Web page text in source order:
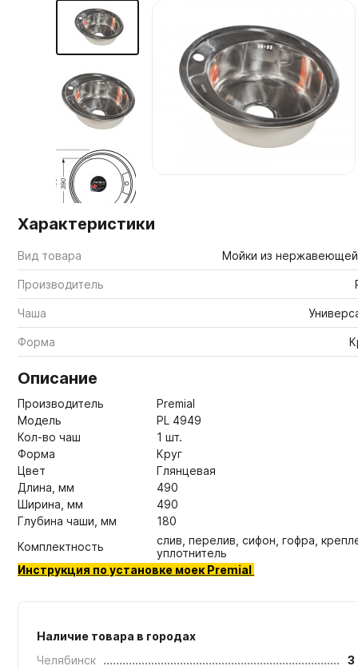
Мебельные образцы, каталоги
Характеристики
Вид товара Мойки из нержавеющей
Производитель
Чаша
Форма
Описание
Производитель
Premial
Модель
PL 4949
Кол-во чаш
1 шт.
Форма
Круг
Цвет
Глянцевая
Длина, мм
490
Ширина, мм
490
Глубина чаши, мм
180
Комплектность
слив, перелив, сифон, гофра,
уплотнитель
Инструкция по установке моек Premial
Наличие товара в городах
Челябинск
3